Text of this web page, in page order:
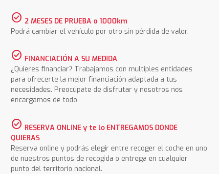
check_circle 2 MESES DE PRUEBA o 1000km
Podrá cambiar el vehículo por otro sin pérdida de valor.
check_circle FINANCIACIÓN A SU MEDIDA
¿Quieres financiar? Trabajamos con multiples entidades
para ofrecerte la mejor financiación adaptada a tus
necesidades. Preocúpate de disfrutar y nosotros nos
encargamos de todo
check_circle RESERVA ONLINE y te lo ENTREGAMOS DONDE
QUIERAS
Reserva online y podrás elegir entre recoger el coche en uno
de nuestros puntos de recogida o entrega en cualquier
punto del territorio nacional.